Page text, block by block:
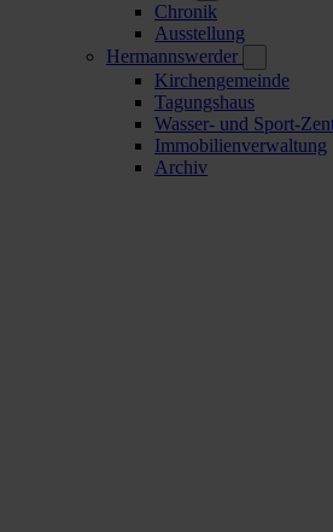
Chronik
Ausstellung
Hermannswerder
Kirchengemeinde
Tagungshaus
Wasser- und Sport-
Immobilienverwaltung
Archiv